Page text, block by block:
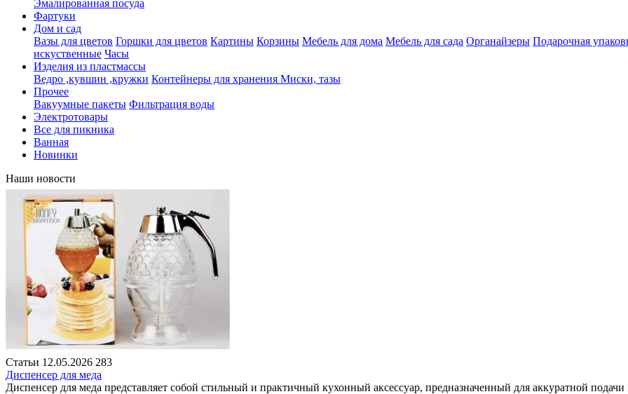
Эмалированная посуда
Фартуки
Дом и сад
Вазы для цветов Горшки для цветов Картины Корзины Мебель для дома Мебель для сада Органайзеры Подарочная
искуственные Часы
Изделия из пластмассы
Ведро ,кувшин ,кружки Контейнеры для хранения Миски, тазы
Прочее
Вакуумные пакеты Фильтрация воды
Электротовары
Все для пикника
Ванная
Новинки
Наши новости
Статьи 12.05.2026 283
Диспенсер для меда
Диспенсер для меда представляет собой стильный и практичный кухонный аксессуар, предназначенный для аккуратной